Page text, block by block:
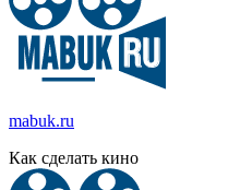
mabuk.ru
Как сделать кино